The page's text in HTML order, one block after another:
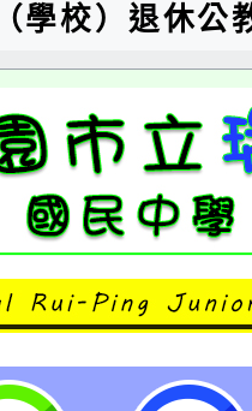
學校）退休公
市第10屆公教